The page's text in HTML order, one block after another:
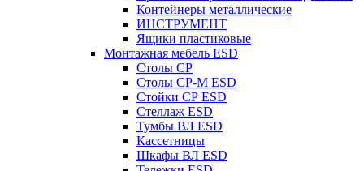
Контейнеры металлические
ИНСТРУМЕНТ
Ящики пластиковые
Монтажная мебель ESD
Столы СР
Столы СР-М ESD
Стойки СР ESD
Стеллаж ESD
Тумбы ВЛ ESD
Кассетницы
Шкафы ВЛ ESD